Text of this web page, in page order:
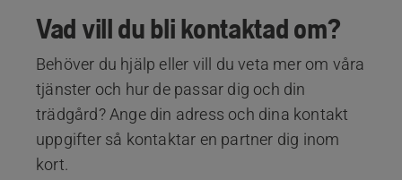
Vad vill du bli kontaktad om?
Behöver du hjälp eller vill du veta mer om våra
tjänster och hur de passar dig och din
trädgård? Ange din adress och dina kontakt
uppgifter så kontaktar en partner dig inom
kort.